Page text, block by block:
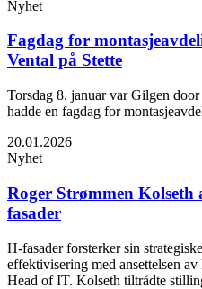
Nyhet
Fagdag for
Vental på Stette
Torsdag 8. januar var Gilgen
hadde en fagdag for
20.01.2026
Nyhet
Roger Strømmen
fasader
H-fasader forsterker sin
effektivisering med ansettelsen
Head of IT. Kolseth tiltrådte